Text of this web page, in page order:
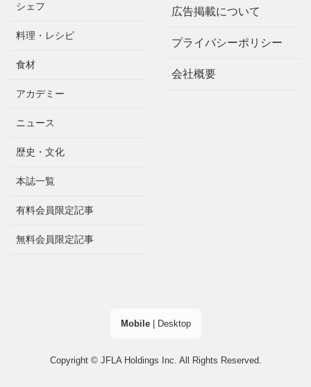
シェフ
料理・レシピ
食材
アカデミー
ニュース
歴史・文化
本誌一覧
有料会員限定記事
無料会員限定記事
広告掲載について
プライバシーポリシー
会社概要
Mobile| Desktop
Copyright © JFLA Holdings Inc. All Rights Reserved.